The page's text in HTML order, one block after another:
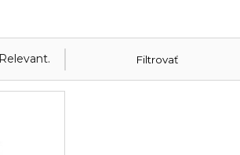
Filtrovať
Relevantnosť